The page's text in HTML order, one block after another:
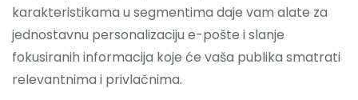
karakteristikama u segmentima daje vam alate za
jednostavnu personalizaciju e-pošte i slanje
fokusiranih informacija koje će vaša publika smatrati
relevantnima i privlačnima.